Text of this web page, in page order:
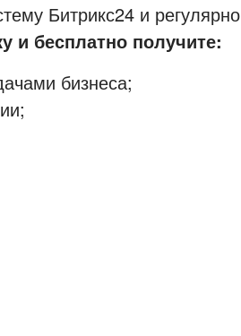
Битрикс24 и регулярно
и бесплатно получите:
бизнеса;